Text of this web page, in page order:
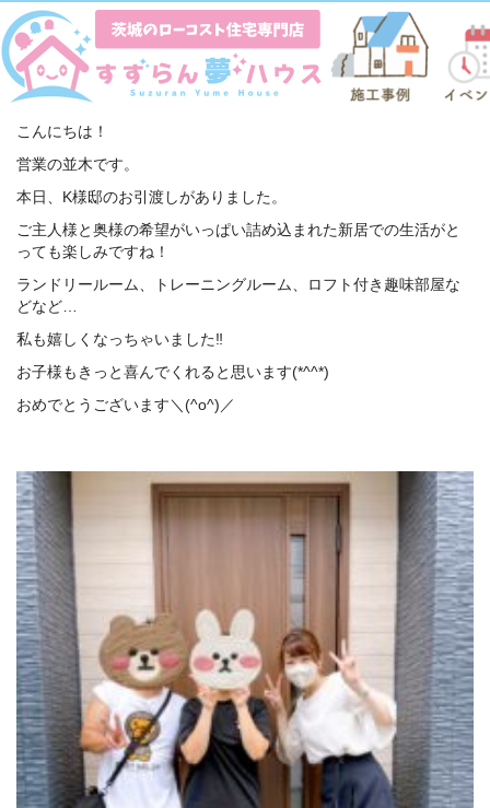
K様邸☆お引渡し(^^♪／2022-08-17
こんにちは！
営業の並木です。
本日、K様邸のお引渡しがありました。
ご主人様と奥様の希望がいっぱい詰め込まれた新居での生活がと
っても楽しみですね！
ランドリールーム、トレーニングルーム、ロフト付き趣味部屋な
どなど…
私も嬉しくなっちゃいました‼
お子様もきっと喜んでくれると思います(*^^*)
おめでとうございます＼(^o^)／